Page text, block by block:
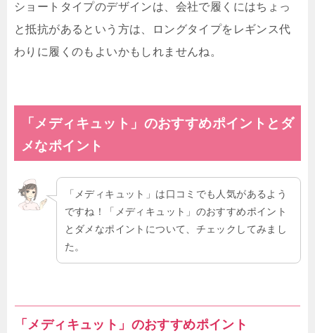
ショートタイプのデザインは、会社で履くにはちょっ
と抵抗があるという方は、ロングタイプをレギンス代
わりに履くのもよいかもしれませんね。
「メディキュット」のおすすめポイントとダ
メなポイント
「メディキュット」は口コミでも人気があるよう
ですね！「メディキュット」のおすすめポイント
とダメなポイントについて、チェックしてみまし
た。
「メディキュット」のおすすめポイント